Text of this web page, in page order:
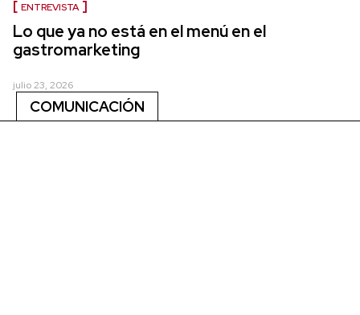
ENTREVISTA
Lo que ya no está en el menú en el
gastromarketing
julio 23, 2026
COMUNICACIÓN